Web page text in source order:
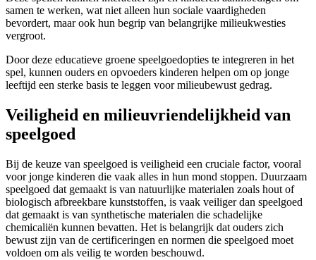
samen te werken, wat niet alleen hun sociale vaardigheden
bevordert, maar ook hun begrip van belangrijke milieukwesties
vergroot.
Door deze educatieve groene speelgoedopties te integreren in het
spel, kunnen ouders en opvoeders kinderen helpen om op jonge
leeftijd een sterke basis te leggen voor milieubewust gedrag.
Veiligheid en milieuvriendelijkheid van
speelgoed
Bij de keuze van speelgoed is veiligheid een cruciale factor, vooral
voor jonge kinderen die vaak alles in hun mond stoppen. Duurzaam
speelgoed dat gemaakt is van natuurlijke materialen zoals hout of
biologisch afbreekbare kunststoffen, is vaak veiliger dan speelgoed
dat gemaakt is van synthetische materialen die schadelijke
chemicaliën kunnen bevatten. Het is belangrijk dat ouders zich
bewust zijn van de certificeringen en normen die speelgoed moet
voldoen om als veilig te worden beschouwd.